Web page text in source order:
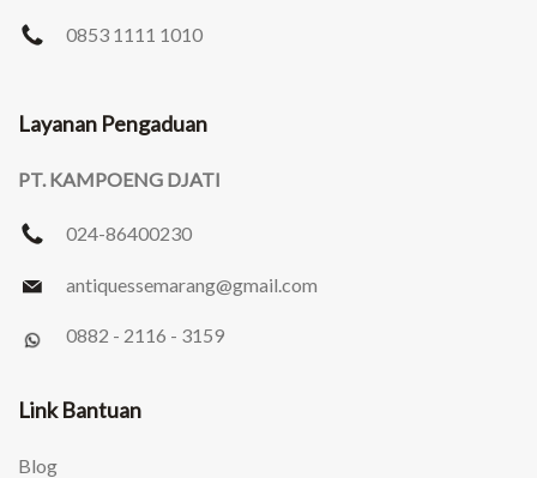
0853 1111 1010
Layanan Pengaduan
PT. KAMPOENG DJATI
024-86400230
antiquessemarang@gmail.com
0882 - 2116 - 3159
Link Bantuan
Blog